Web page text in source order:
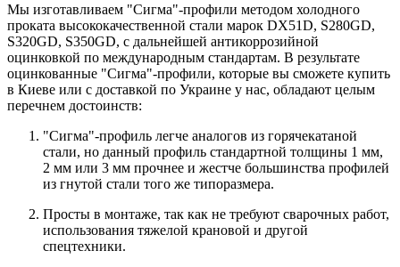
Мы изготавливаем "Сигма"-профили методом холодного
проката высококачественной стали марок DX51D, S280GD,
S320GD, S350GD, с дальнейшей антикоррозийной
оцинковкой по международным стандартам. В результате
оцинкованные "Сигма"-профили, которые вы сможете купить
в Киеве или с доставкой по Украине у нас, обладают целым
перечнем достоинств:
"Сигма"-профиль легче аналогов из горячекатаной
стали, но данный профиль стандартной толщины 1 мм,
2 мм или 3 мм прочнее и жестче большинства профилей
из гнутой стали того же типоразмера.
Просты в монтаже, так как не требуют сварочных работ,
использования тяжелой крановой и другой
спецтехники.